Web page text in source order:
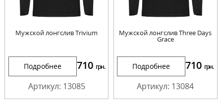
Мужской лонгслив Trivium
Подробнее 710 грн.
Артикул: 13085
Мужской лонгслив Three Days
Grace
Подробнее 710 грн.
Артикул: 13084